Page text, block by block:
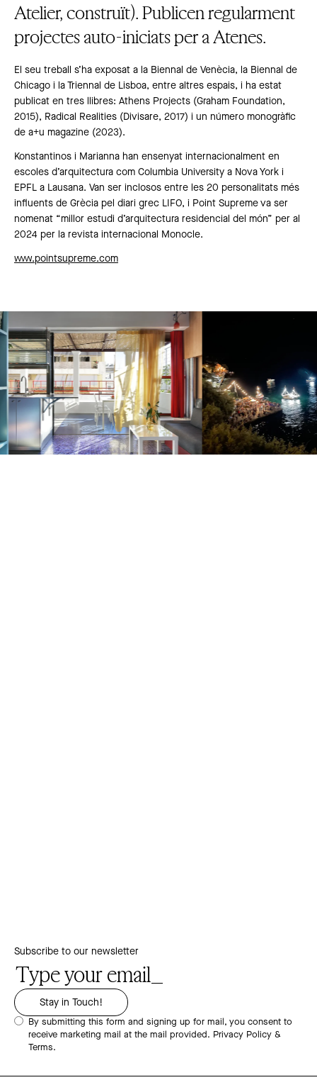
Atelier, construït). Publicen regularment
projectes auto-iniciats per a Atenes.
El seu treball s’ha exposat a la Biennal de Venècia, la Biennal de
Chicago i la Triennal de Lisboa, entre altres espais, i ha estat
publicat en tres llibres: Athens Projects (Graham Foundation,
2015), Radical Realities (Divisare, 2017) i un número monogràfic
de a+u magazine (2023).
Konstantinos i Marianna han ensenyat internacionalment en
escoles d’arquitectura com Columbia University a Nova York i
EPFL a Lausana. Van ser inclosos entre les 20 personalitats més
influents de Grècia pel diari grec LIFO, i Point Supreme va ser
nomenat “millor estudi d’arquitectura residencial del món” per al
2024 per la revista internacional Monocle.
www.pointsupreme.com
Subscribe to our newsletter
By submitting this form and signing up for mail, you consent to
receive marketing mail at the mail provided. Privacy Policy &
Terms.